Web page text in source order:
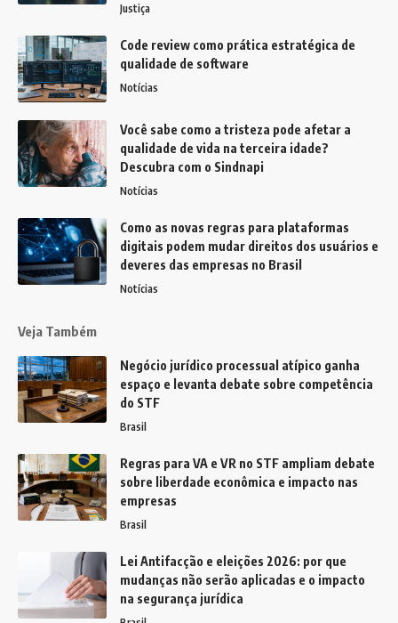
Justiça
Code review como prática estratégica de
qualidade de software
Notícias
Você sabe como a tristeza pode afetar a
qualidade de vida na terceira idade?
Descubra com o Sindnapi
Notícias
Como as novas regras para plataformas
digitais podem mudar direitos dos usuários e
deveres das empresas no Brasil
Notícias
Veja Também
Negócio jurídico processual atípico ganha
espaço e levanta debate sobre competência
do STF
Brasil
Regras para VA e VR no STF ampliam debate
sobre liberdade econômica e impacto nas
empresas
Brasil
Lei Antifacção e eleições 2026: por que
mudanças não serão aplicadas e o impacto
na segurança jurídica